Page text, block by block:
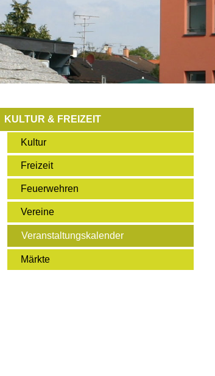
KULTUR & FREIZEIT
Kultur
Freizeit
Feuerwehren
Vereine
Veranstaltungskalender
Märkte